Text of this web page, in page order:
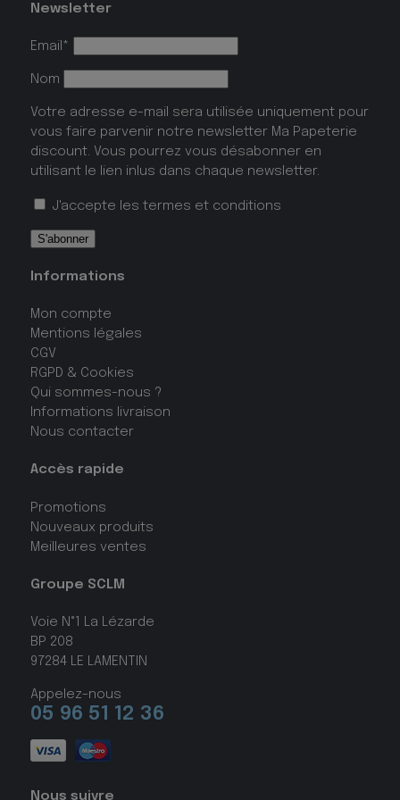
Newsletter
Email*
Nom
Votre adresse e-mail sera utilisée uniquement pour
vous faire parvenir notre newsletter Ma Papeterie
discount. Vous pourrez vous désabonner en
utilisant le lien inlus dans chaque newsletter.
J'accepte les termes et conditions
Informations
Mon compte
Mentions légales
CGV
RGPD & Cookies
Qui sommes-nous ?
Informations livraison
Nous contacter
Accès rapide
Promotions
Nouveaux produits
Meilleures ventes
Groupe SCLM
Voie N°1 La Lézarde
BP 208
97284 LE LAMENTIN
Appelez-nous
05 96 51 12 36
Nous suivre